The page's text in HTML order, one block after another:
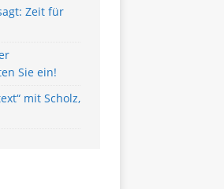
Zeit für
Sie ein!
mit Scholz,